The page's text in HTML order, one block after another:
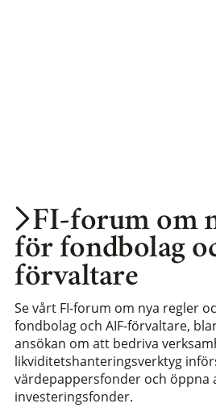
FI-forum om
för fondbolag
förvaltare
Se vårt FI-forum om nya regler
fondbolag och AIF-förvaltare,
ansökan om att bedriva
likviditetshanteringsverktyg
värdepappersfonder och öppna
investeringsfonder.